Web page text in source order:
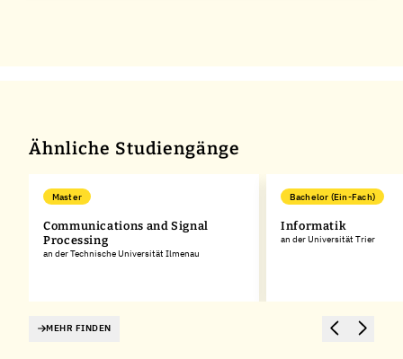
Ähnliche Studiengänge
Master
Communications and Signal
Processing
an der Technische Universität Ilmenau
Bachelor (Ein-Fach)
Informatik
an der Universität Trier
MEHR FINDEN